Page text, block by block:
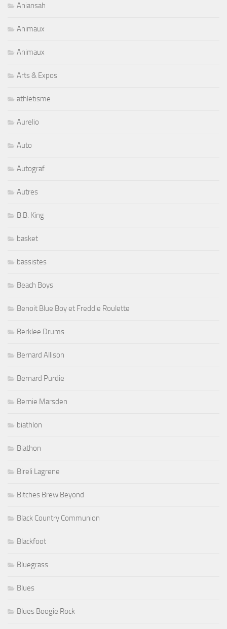
Aniansah
Animaux
Animaux
Arts & Expos
athletisme
Aurelio
Auto
Autograf
Autres
B.B. King
basket
bassistes
Beach Boys
Benoit Blue Boy et Freddie Roulette
Berklee Drums
Bernard Allison
Bernard Purdie
Bernie Marsden
biathlon
Biathon
Bireli Lagrene
Bitches Brew Beyond
Black Country Communion
Blackfoot
Bluegrass
Blues
Blues Boogie Rock